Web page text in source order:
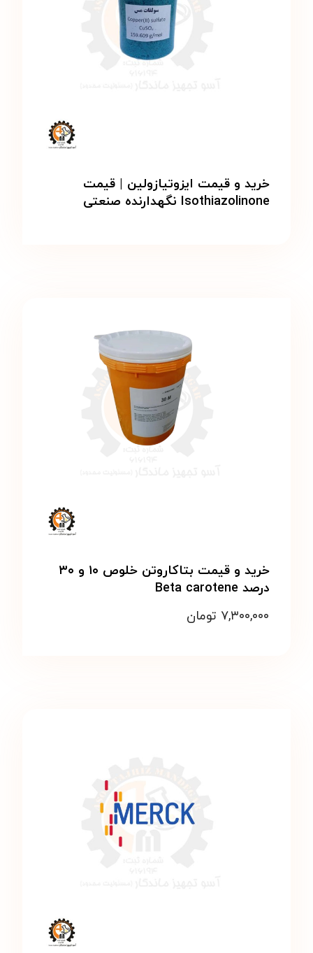
خرید و قیمت ایزوتیازولین | قیمت
Isothiazolinone نگهدارنده صنعتی
خرید و قیمت بتاکاروتن خلوص ۱۰ و ۳۰
درصد Beta carotene
۷,۳۰۰,۰۰۰ تومان